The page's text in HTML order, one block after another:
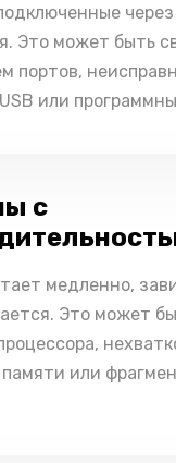
через
Это может быть
портов,
или
с
медленно,
Это может
или